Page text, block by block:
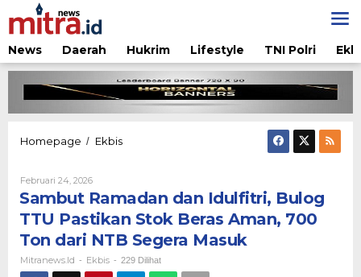
Lewati
ke
konten
News
Daerah Hukrim Lifestyle TNI Polri
Homepage / EkbisSambut
Bulog
TTU
Pastikan
Stok
Beras
Aman,
Februari 24, 2026Oleh
Mitranews.id
Sambut Ramadan dan Idulfitri, Bulog
TTU Pastikan Stok Beras Aman, 700
Ton dari NTB Segera Masuk
Mitranews.id - Ekbis - 229 Dilihat